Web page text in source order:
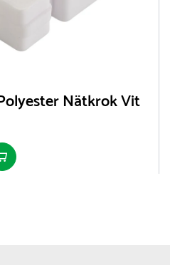
Nätkrok Vit